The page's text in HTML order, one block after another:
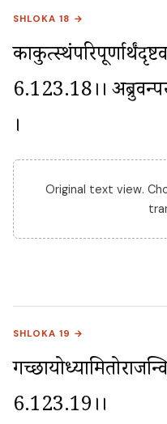
SHLOKA 18 →
6.123.18।।
।
Original text view.
SHLOKA 19 →
6.123.19।।